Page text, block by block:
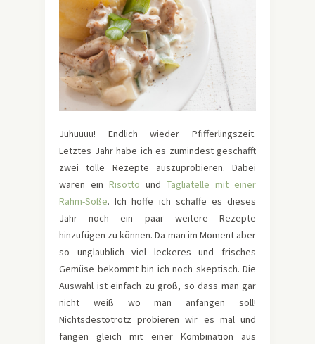
Juhuuuu! Endlich wieder Pfifferlingszeit.
Letztes Jahr habe ich es zumindest geschafft
zwei tolle Rezepte auszuprobieren. Dabei
waren ein Risotto und Tagliatelle mit einer
Rahm-Soße. Ich hoffe ich schaffe es dieses
Jahr noch ein paar weitere Rezepte
hinzufügen zu können. Da man im Moment aber
so unglaublich viel leckeres und frisches
Gemüse bekommt bin ich noch skeptisch. Die
Auswahl ist einfach zu groß, so dass man gar
nicht weiß wo man anfangen soll!
Nichtsdestotrotz probieren wir es mal und
fangen gleich mit einer Kombination aus